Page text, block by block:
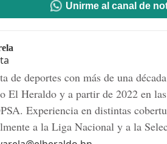
Unirme al canal de
de deportes con más de una
El Heraldo y a partir de 2022 en
Experiencia en distintas
a la Liga Nacional y a la